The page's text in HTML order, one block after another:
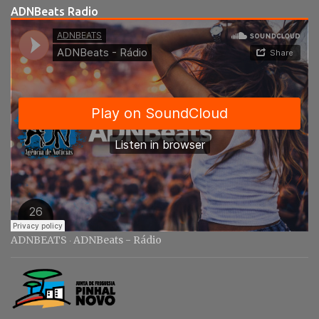
r
i
s
ADNBeats Radio
ADNBEATS · ADNBeats - Rádio